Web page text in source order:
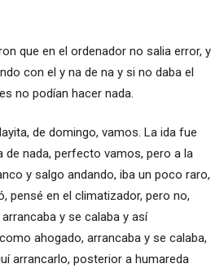
que en el ordenador no salia error, y
con el y na de na y si no daba el
no podían hacer nada.
de domingo, vamos. La ida fue
de nada, perfecto vamos, pero a la
y salgo andando, iba un poco raro,
pensé en el climatizador, pero no,
y se calaba y así
ahogado, arrancaba y se calaba,
arrancarlo, posterior a humareda